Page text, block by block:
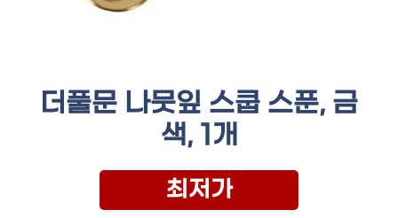
더풀문 나뭇잎 스쿱 스푼, 금
색, 1개
최저가